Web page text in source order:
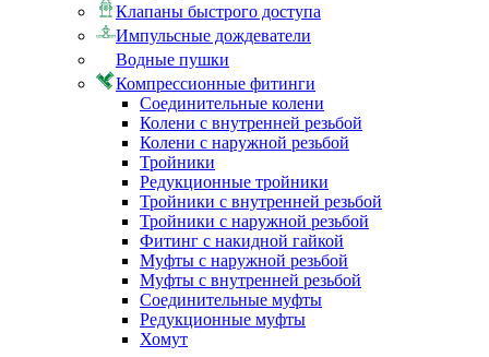
Клапаны быстрого доступа
Импульсные дождеватели
Водные пушки
Компрессионные фитинги
Соединительные колени
Колени с внутренней резьбой
Колени с наружной резьбой
Тройники
Редукционные тройники
Тройники с внутренней резьбой
Тройники с наружной резьбой
Фитинг с накидной гайкой
Муфты с наружной резьбой
Муфты с внутренней резьбой
Соединительные муфты
Редукционные муфты
Хомут